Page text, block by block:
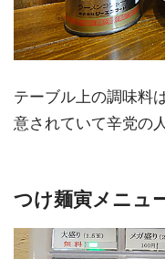
テーブル上の調味料
意されていて辛党の
つけ麺寅メニュ